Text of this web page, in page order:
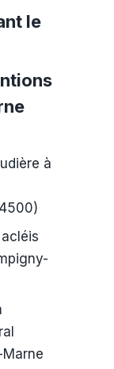
le
à